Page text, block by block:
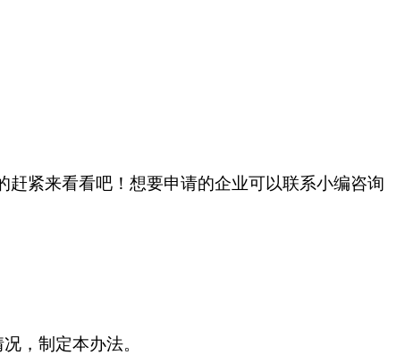
紧来看看吧！想要申请的企业可以联系小编咨询
，制定本办法。